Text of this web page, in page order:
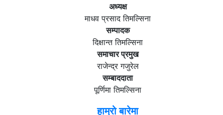
अध्यक्ष
माधव प्रसाद तिमल्सिना
सम्पादक
दिक्षान्त तिमल्सिना
समाचार प्रमुख
राजेन्द्र गजुरेल
सम्बाददाता
पूर्णिमा तिमल्सिना
हाम्रो बारेमा